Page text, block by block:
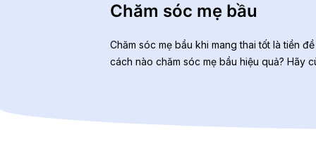
Chăm sóc mẹ bầu
Chăm sóc mẹ bầu khi mang thai tốt là tiền
cách nào chăm sóc mẹ bầu hiệu quả? Hãy